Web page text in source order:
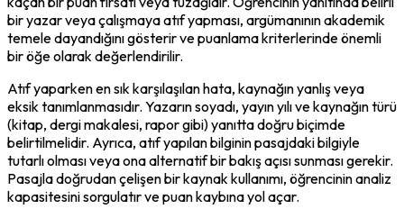
bir yazar veya çalışmaya atıf yapması, argümanının akademik
temele dayandığını gösterir ve puanlama kriterlerinde önemli
bir öğe olarak değerlendirilir.
Atıf yaparken en sık karşılaşılan hata, kaynağın yanlış veya
eksik tanımlanmasıdır. Yazarın soyadı, yayın yılı ve kaynağın türü
(kitap, dergi makalesi, rapor gibi) yanıtta doğru biçimde
belirtilmelidir. Ayrıca, atıf yapılan bilginin pasajdaki bilgiyle
tutarlı olması veya ona alternatif bir bakış açısı sunması gerekir.
Pasajla doğrudan çelişen bir kaynak kullanımı, öğrencinin analiz
kapasitesini sorgulatır ve puan kaybına yol açar.